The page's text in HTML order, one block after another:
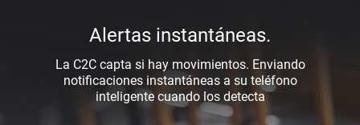
Alertas instantáneas.
La C2C capta si hay movimientos. Enviando
notificaciones instantáneas a su teléfono
inteligente cuando los detecta